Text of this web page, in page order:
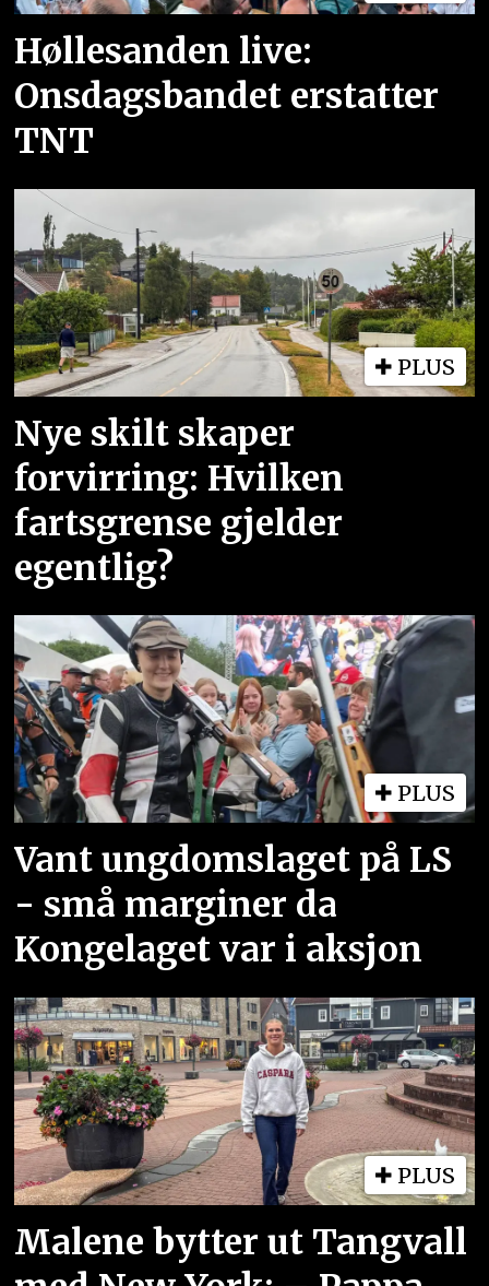
Høllesanden live:
Onsdagsbandet erstatter
TNT
PLUS
Nye skilt skaper
forvirring: Hvilken
fartsgrense gjelder
egentlig?
PLUS
Vant ungdomslaget på LS
- små marginer da
Kongelaget var i aksjon
PLUS
Malene bytter ut Tangvall